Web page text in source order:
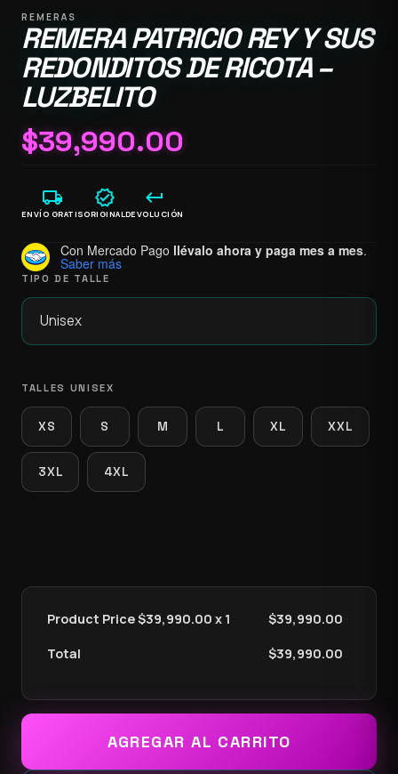
REMERAS
REMERA PATRICIO REY Y SUS
REDONDITOS DE RICOTA –
LUZBELITO
$39,990.00
local_shipping
ENVÍO GRATIS
verified
ORIGINAL
keyboard_return
DEVOLUCIÓN
Con Mercado Pago llévalo ahora y paga mes a mes.
Saber más
TIPO DE TALLE
TALLES UNISEX
XS S M L XL XXL
3XL 4XL
Product Price $39,990.00 x 1 $39,990.00
Total $39,990.00
AGREGAR AL CARRITO